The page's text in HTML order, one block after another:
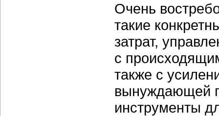
Очень
такие
затрат,
с
также с
вынуждающей
инструменты